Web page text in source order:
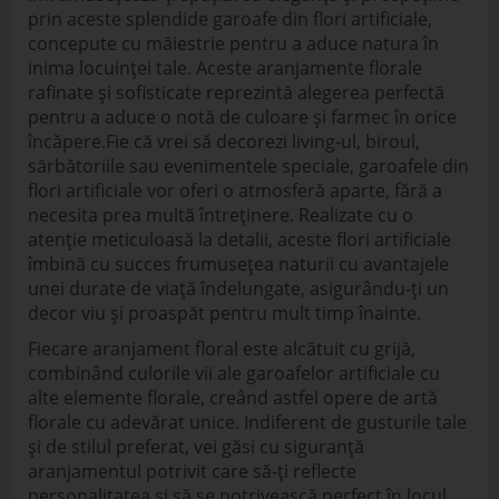
prin aceste splendide garoafe din flori artificiale,
concepute cu măiestrie pentru a aduce natura în
inima locuinței tale. Aceste aranjamente florale
rafinate și sofisticate reprezintă alegerea perfectă
pentru a aduce o notă de culoare și farmec în orice
încăpere.Fie că vrei să decorezi living-ul, biroul,
sărbătoriile sau evenimentele speciale, garoafele din
flori artificiale vor oferi o atmosferă aparte, fără a
necesita prea multă întreținere. Realizate cu o
atenție meticuloasă la detalii, aceste flori artificiale
îmbină cu succes frumusețea naturii cu avantajele
unei durate de viață îndelungate, asigurându-ți un
decor viu și proaspăt pentru mult timp înainte.
Fiecare aranjament floral este alcătuit cu grijă,
combinând culorile vii ale garoafelor artificiale cu
alte elemente florale, creând astfel opere de artă
florale cu adevărat unice. Indiferent de gusturile tale
și de stilul preferat, vei găsi cu siguranță
aranjamentul potrivit care să-ți reflecte